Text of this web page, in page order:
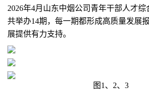
2026年4月山东中烟公司青年干部人才
共举办14期，每一期都形成高质量发展
展提供有力支持。
图1、2、3